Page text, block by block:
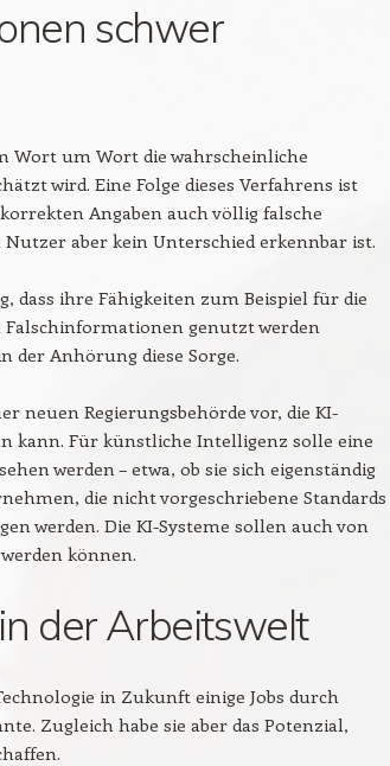
schwer
Wort um Wort die wahrscheinliche
wird. Eine Folge dieses Verfahrens ist
Angaben auch völlig falsche
aber kein Unterschied erkennbar ist.
dass ihre Fähigkeiten zum Beispiel für die
genutzt werden
der Anhörung diese Sorge.
neuen Regierungsbehörde vor, die KI-
kann. Für künstliche Intelligenz solle eine
werden – etwa, ob sie sich eigenständig
die nicht vorgeschriebene Standards
werden. Die KI-Systeme sollen auch von
können.
der Arbeitswelt
in Zukunft einige Jobs durch
Zugleich habe sie aber das Potenzial,